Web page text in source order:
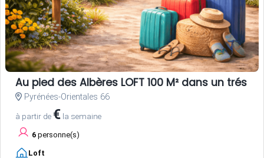
Au pied des Albères LOFT 100 M² dans un trés
Pyrénées-Orientales 66
à partir de € la semaine
6 personne(s)
Loft